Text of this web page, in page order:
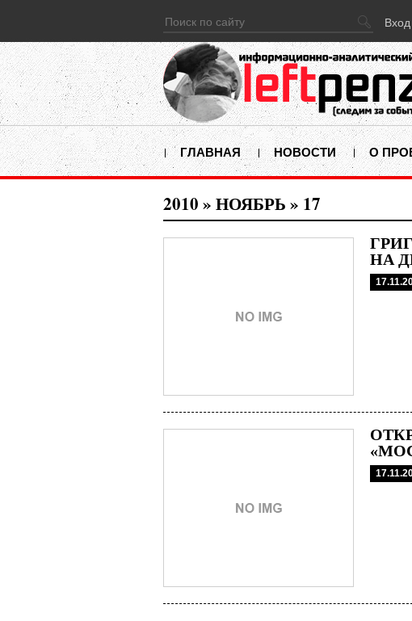
Вход
ГЛАВНАЯ НОВОСТИ О
2010 » НОЯБРЬ » 17
НА